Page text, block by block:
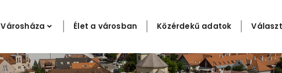
Városháza Élet a városban Közérdekű adatok